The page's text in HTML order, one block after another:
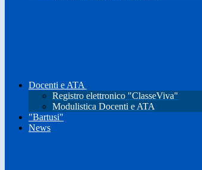
Docenti e ATA
Registro elettronico "ClasseViva"
Modulistica Docenti e ATA
"Bartusi"
News